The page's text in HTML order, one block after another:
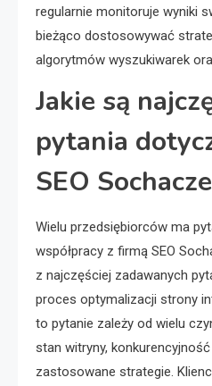
regularnie monitoruje wyniki
bieżąco dostosowywać
algorytmów wyszukiwarek
Jakie są
pytania
SEO
Wielu przedsiębiorców ma
współpracy z firmą SEO
z najczęściej zadawanych
proces optymalizacji strony
to pytanie zależy od wielu
stan witryny,
zastosowane strategie.